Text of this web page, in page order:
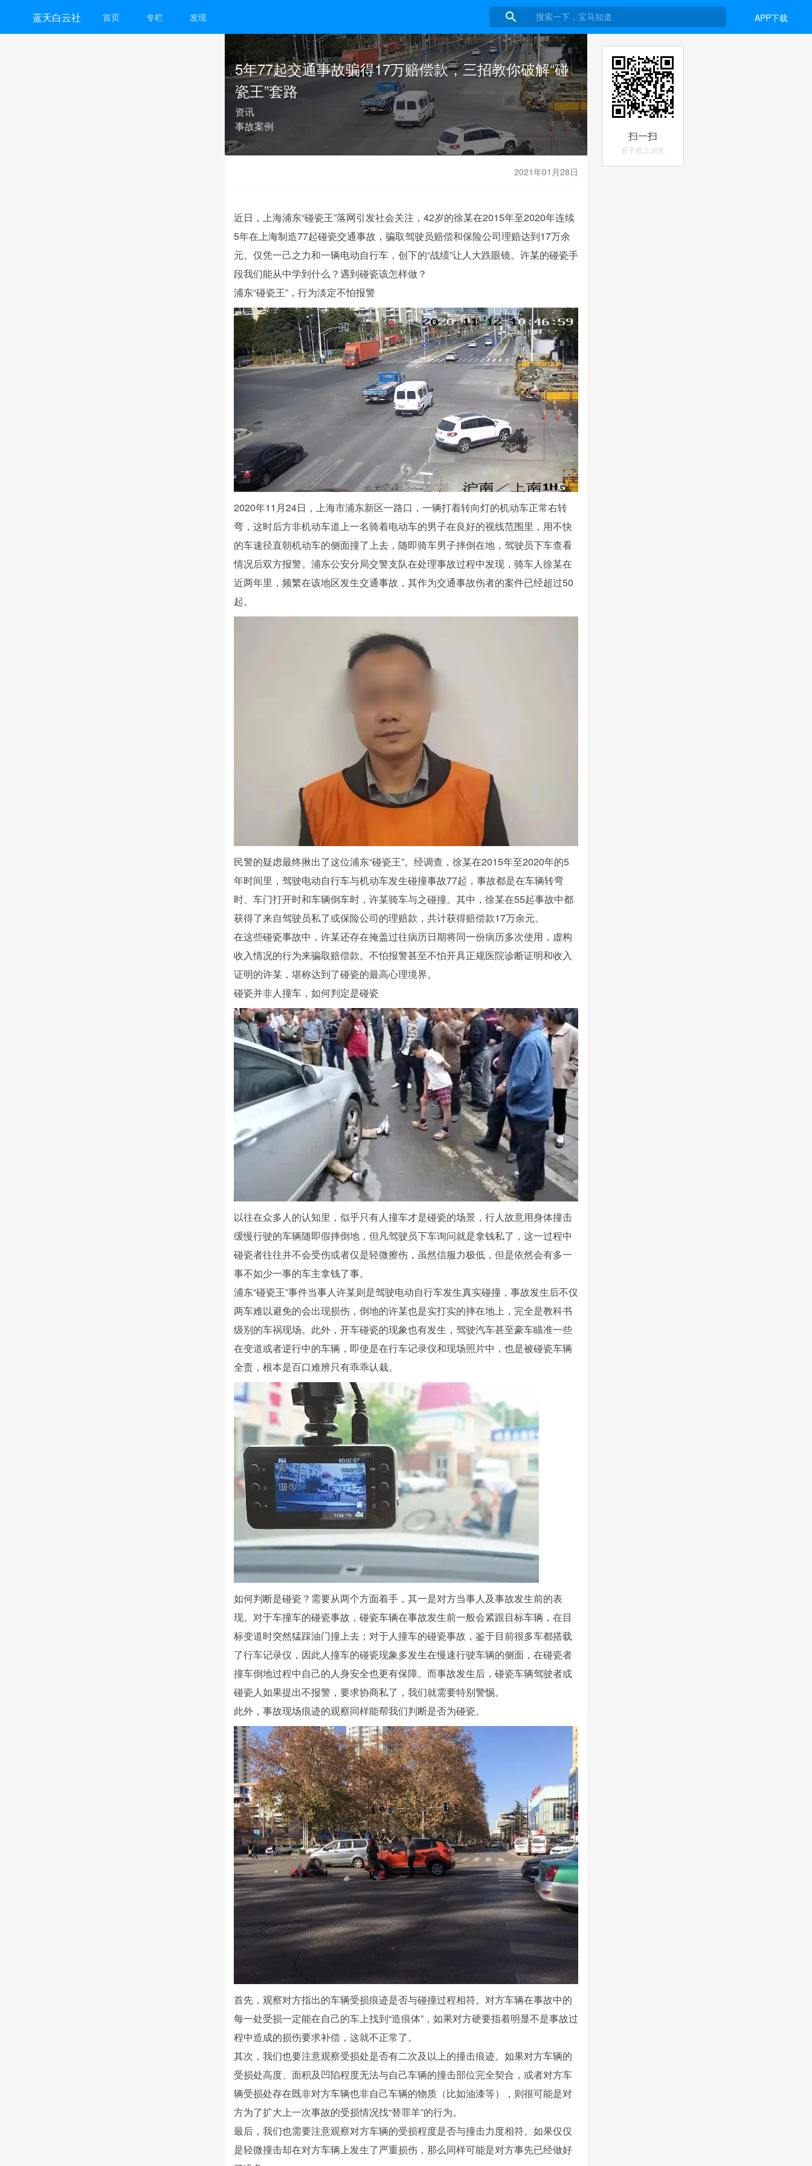
蓝天白云社 首页 专栏 发现  APP下载
5年77起交通事故骗得17万赔偿款，三招教你破解“碰
瓷王”套路
资讯
事故案例
2021年01月28日
近日，上海浦东“碰瓷王”落网引发社会关注，42岁的徐某在2015年至2020年连续
5年在上海制造77起碰瓷交通事故 ， 骗取驾驶员赔偿和保险公司理赔达到17万余
元。仅凭一己之力和一辆电动自行车，创下的“战绩”让人大跌眼镜。许某的碰瓷手
段我们能从中学到什么？遇到碰瓷该怎样做？
浦东“碰瓷王”，行为淡定不怕报警
2020年11月24日，上海市浦东新区一路口，一辆打着转向灯的机动车正常右转
弯，这时后方非机动车道上一名骑着电动车的男子在良好的视线范围里，用不快
的车速径直朝机动车的侧面撞了上去，随即骑车男子摔倒在地，驾驶员下车查看
情况后双方报警。浦东公安分局交警支队在处理事故过程中发现，骑车人徐某在
近两年里，频繁在该地区发生交通事故，其作为交通事故伤者的案件已经超过50
起。
民警的疑虑最终揪出了这位浦东“碰瓷王”。经调查，徐某在2015年至2020年的5
年时间里，驾驶电动自行车与机动车发生碰撞事故77起，事故都是在车辆转弯
时、车门打开时和车辆倒车时，许某骑车与之碰撞。其中，徐某在55起事故中都
获得了来自驾驶员私了或保险公司的理赔款，共计获得赔偿款17万余元。
在这些碰瓷事故中，许某还存在掩盖过往病历日期将同一份病历多次使用，虚构
收入情况的行为来骗取赔偿款。不怕报警甚至不怕开具正规医院诊断证明和收入
证明的许某，堪称达到了碰瓷的最高心理境界。
碰瓷并非人撞车，如何判定是碰瓷
以往在众多人的认知里，似乎只有人撞车才是碰瓷的场景，行人故意用身体撞击
缓慢行驶的车辆随即假摔倒地，但凡驾驶员下车询问就是拿钱私了，这一过程中
碰瓷者往往并不会受伤或者仅是轻微擦伤，虽然信服力极低，但是依然会有多一
事不如少一事的车主拿钱了事。
浦东“碰瓷王”事件当事人许某则是驾驶电动自行车发生真实碰撞，事故发生后不仅
两车难以避免的会出现损伤，倒地的许某也是实打实的摔在地上，完全是教科书
级别的车祸现场。此外，开车碰瓷的现象也有发生，驾驶汽车甚至豪车瞄准一些
在变道或者逆行中的车辆，即使是在行车记录仪和现场照片中，也是被碰瓷车辆
全责，根本是百口难辨只有乖乖认栽。
如何判断是碰瓷？需要从两个方面着手，其一是对方当事人及事故发生前的表
现。对于车撞车的碰瓷事故，碰瓷车辆在事故发生前一般会紧跟目标车辆，在目
标变道时突然猛踩油门撞上去；对于人撞车的碰瓷事故，鉴于目前很多车都搭载
了行车记录仪，因此人撞车的碰瓷现象多发生在慢速行驶车辆的侧面，在碰瓷者
撞车倒地过程中自己的人身安全也更有保障。而事故发生后，碰瓷车辆驾驶者或
碰瓷人如果提出不报警，要求协商私了，我们就需要特别警惕。
此外，事故现场痕迹的观察同样能帮我们判断是否为碰瓷。
首先，观察对方指出的车辆受损痕迹是否与碰撞过程相符。 对方车辆在事故中的
每一处受损一定能在自己的车上找到“造痕体”，如果对方硬要指着明显不是事故过
程中造成的损伤要求补偿，这就不正常了。
其次，我们也要注意观察受损处是否有二次及以上的撞击痕迹。 如果对方车辆的
受损处高度、面积及凹陷程度无法与自己车辆的撞击部位完全契合，或者对方车
辆受损处存在既非对方车辆也非自己车辆的物质（比如油漆等），则很可能是对
方为了扩大上一次事故的受损情况找“替罪羊”的行为。
最后，我们也需要注意观察对方车辆的受损程度是否与撞击力度相符。 如果仅仅
是轻微撞击却在对方车辆上发生了严重损伤，那么同样可能是对方事先已经做好
扫一扫
在手机上浏览